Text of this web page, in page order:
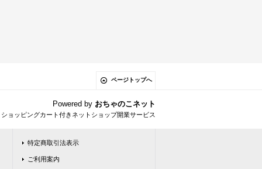
ページトップへ
Powered by おちゃのこネット
ョッピングカート付きネットショップ開業サービス
特定商取引法表示
ご利用案内